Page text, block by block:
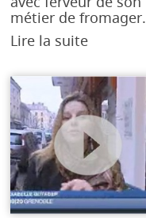
métier de fromager.
Lire la suite